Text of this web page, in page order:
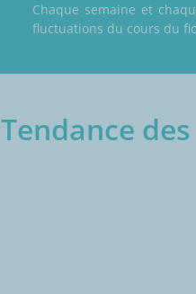
Chaque semaine et
fluctuations du cours du
Tendance